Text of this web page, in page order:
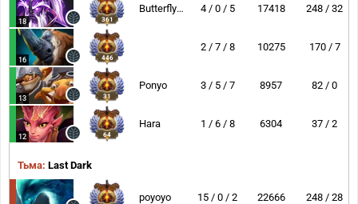
18 361
ButterflyEffect 4 / 0 / 5 17418 248 / 32
16 446
2 / 7 / 8 10275 170 / 7
13 31
Ponyo 3 / 5 / 7 8957 82 / 0
12 64
Hara 1 / 6 / 8 6304 37 / 2
Тьма: Last Dark
poyoyo 15 / 0 / 2 22666 248 / 28